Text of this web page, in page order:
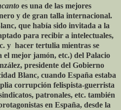
es una de las mejores
y de gran talla internacional.
que había sido invitada a la
para recibir a intelectuales,
y hacer tertulia mientras se
el mejor jamón, etc.) del Palacio
presidente del Gobierno
Blanc, cuando España estaba
corrupción felispista-guerrista
patronales, etc. también
en España, desde la